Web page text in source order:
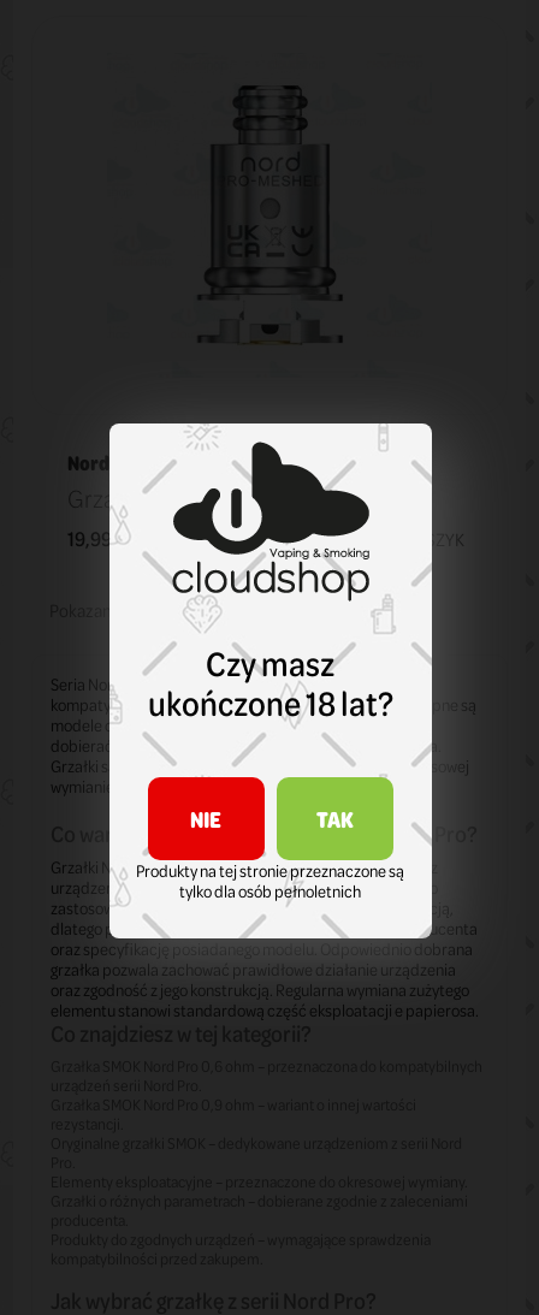
Nord Pro
Grzałka Smok Nord PRO 0,6 ohm
19,99 zł KOSZYK
Pokazano 1-2 z 2 pozycji
Seria Nord Pro obejmuje grzałki SMOK przeznaczone do
kompatybilnych urządzeń z tej serii. W tej kategorii dostępne są
modele o rezystancji 0,6 ohm oraz 0,9 ohm, które należy
dobierać zgodnie z wymaganiami konkretnego urządzenia.
Grzałki są elementami eksploatacyjnymi i podlegają okresowej
wymianie podczas standardowego użytkowania.
Co warto wiedzieć o grzałkach SMOK Nord Pro?
Grzałki Nord Pro zostały zaprojektowane do współpracy z
urządzeniami zgodnymi z tą serią i nie mają uniwersalnego
zastosowania. Poszczególne warianty różnią się rezystancją,
dlatego przed zakupem warto sprawdzić zalecenia producenta
oraz specyfikację posiadanego modelu. Odpowiednio dobrana
grzałka pozwala zachować prawidłowe działanie urządzenia
oraz zgodność z jego konstrukcją. Regularna wymiana zużytego
elementu stanowi standardową część eksploatacji e papierosa.
Czy masz
ukończone 18 lat?
NIE TAK
Produkty na tej stronie przeznaczone są
tylko dla osób pełnoletnich